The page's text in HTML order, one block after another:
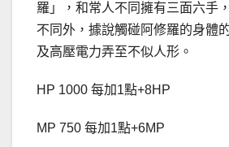
羅」，和常人不同擁有三面六手
不同外，據說觸碰阿修羅的身體
及高壓電力弄至不似人形。
HP 1000 每加1點+8HP
MP 750 每加1點+6MP